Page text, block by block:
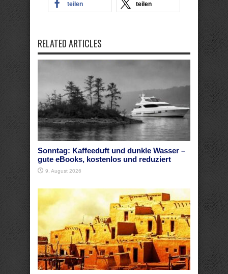
teilen teilen
RELATED ARTICLES
Sonntag: Kaffeeduft und dunkle Wasser –
gute eBooks, kostenlos und reduziert
9. August 2026